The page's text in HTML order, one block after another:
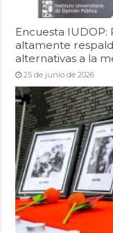
Encuesta
altamente
alternativas a la
25 de junio de 2026